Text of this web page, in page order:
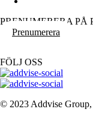
PRENUMERERA PÅ
Prenumerera
FÖLJ OSS
© 2023 Addvise Group,